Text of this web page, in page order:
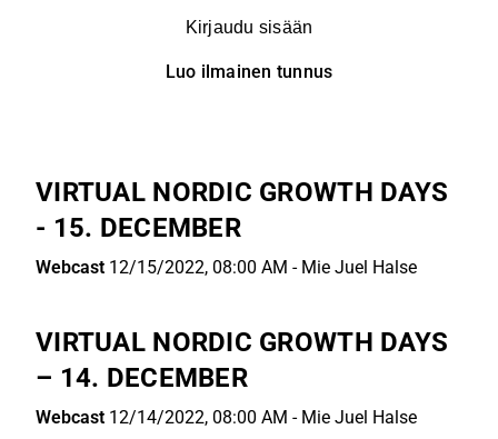
Kirjaudu sisään
Luo ilmainen tunnus
VIRTUAL NORDIC GROWTH DAYS
- 15. DECEMBER
Webcast 12/15/2022, 08:00 AM - Mie Juel Halse
VIRTUAL NORDIC GROWTH DAYS
– 14. DECEMBER
Webcast 12/14/2022, 08:00 AM - Mie Juel Halse